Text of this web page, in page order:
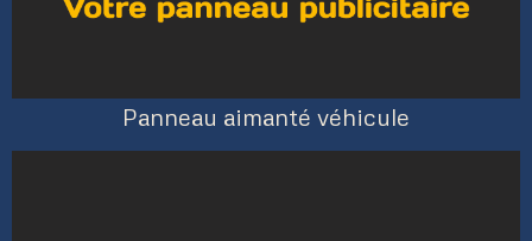
Panneau aimanté véhicule